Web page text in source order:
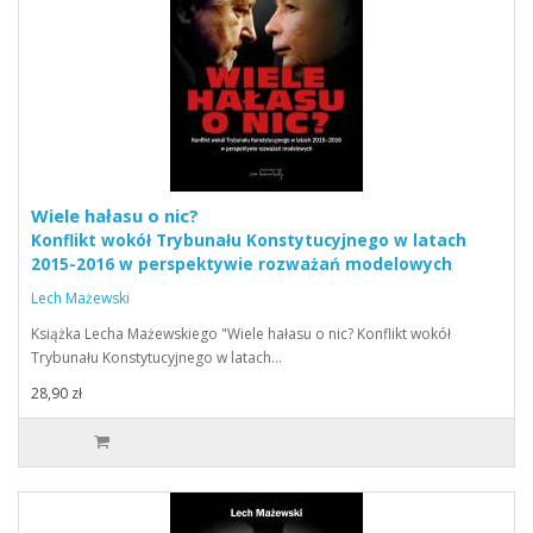
Wiele hałasu o nic?
Konflikt wokół Trybunału Konstytucyjnego w latach
2015-2016 w perspektywie rozważań modelowych
Lech Mażewski
Książka Lecha Mażewskiego "Wiele hałasu o nic? Konflikt wokół
Trybunału Konstytucyjnego w latach…
28,90 zł